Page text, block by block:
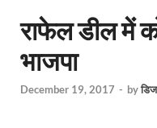
राफेल डील में
भाजपा
December 19, 2017 - by